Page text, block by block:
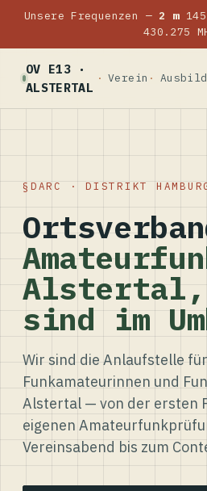
Unsere Frequenzen — 2 m
430.275
OV E13 ·
ALSTERTAL
Verein
DARC · DISTRIKT
sind im
Wir sind die Anlaufstelle für
Funkamateurinnen und
Alstertal — von der ersten
eigenen
Vereinsabend bis zum